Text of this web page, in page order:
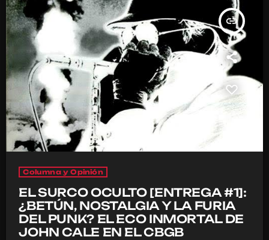
insert_link
Columna y Opinión
EL SURCO OCULTO [ENTREGA #1]:
¿BETÚN, NOSTALGIA Y LA FURIA
DEL PUNK? EL ECO INMORTAL DE
JOHN CALE EN EL CBGB